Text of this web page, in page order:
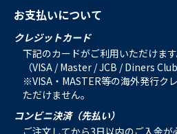
お支払いについて
クレジットカード
下記のカードがご利用いただけます
（VISA / Master / JCB / Diners
※VISA・MASTER等の海外発行ク
ただけません。
コンビニ決済（先払い）
ご注文してから3日以内のご入金が